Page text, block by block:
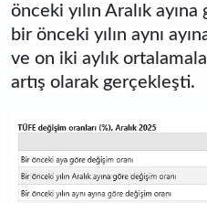
önceki yılın Aralık
bir önceki yılın aynı
ve on iki aylık
artış olarak gerçekleşti.